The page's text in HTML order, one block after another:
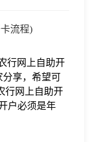
流程)
行网上自助开
分享，希望可
行网上自助开
户必须是年